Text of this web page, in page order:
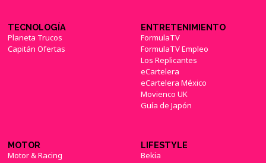
TECNOLOGÍA
Planeta Trucos
Capitán Ofertas
ENTRETENIMIENTO
FormulaTV
FormulaTV Empleo
Los Replicantes
eCartelera
eCartelera México
Movienco UK
Guía de Japón
MOTOR
Motor & Racing
LIFESTYLE
Bekia